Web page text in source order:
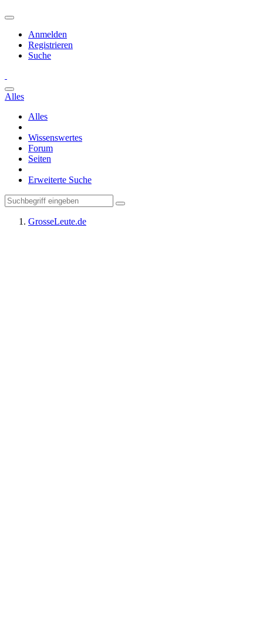
Anmelden
Registrieren
Suche
Alles
Alles
Wissenswertes
Forum
Seiten
Erweiterte Suche
GrosseLeute.de